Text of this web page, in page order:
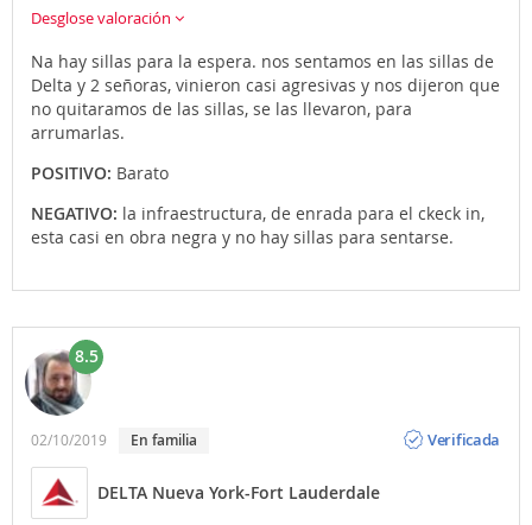
Desglose valoración
Na hay sillas para la espera. nos sentamos en las sillas de
Delta y 2 señoras, vinieron casi agresivas y nos dijeron que
no quitaramos de las sillas, se las llevaron, para
arrumarlas.
POSITIVO: Barato
NEGATIVO: la infraestructura, de enrada para el ckeck in,
esta casi en obra negra y no hay sillas para sentarse.
8.5
02/10/2019 En familia
Verificada
DELTA Nueva York-Fort Lauderdale